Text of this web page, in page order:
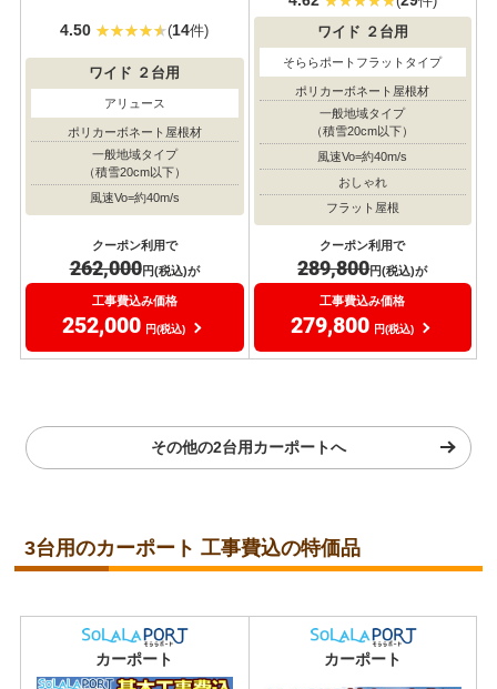
4.50 (14件)
ワイド ２台用
アリュース
ポリカーボネート屋根材
一般地域タイプ
（積雪20cm以下）
風速Vo=約40m/s
クーポン利用で
262,000円(税込)が
工事費込み価格
252,000 円(税込)
ワイド ２台用
そららポートフラットタイプ
ポリカーボネート屋根材
一般地域タイプ
（積雪20cm以下）
風速Vo=約40m/s
おしゃれ
フラット屋根
クーポン利用で
289,800円(税込)が
工事費込み価格
279,800 円(税込)
その他の2台用カーポートへ
3台用のカーポート 工事費込の特価品
カーポート カーポート